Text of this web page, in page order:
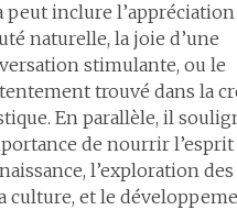
peut inclure l’appréciation
naturelle, la joie d’une
stimulante, ou le
trouvé dans la
En parallèle, il
de nourrir l’esprit
l’exploration
culture, et le